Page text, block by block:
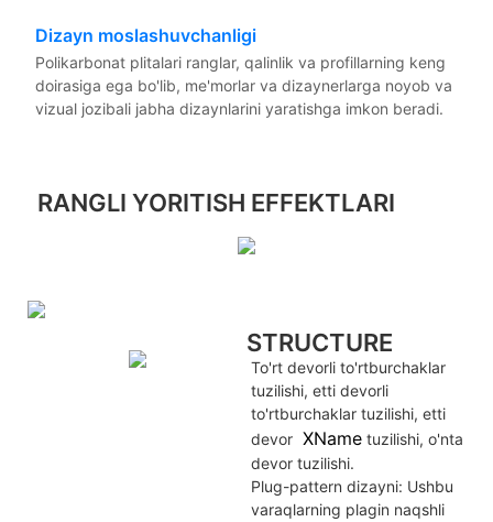
Dizayn moslashuvchanligi
Polikarbonat plitalari ranglar, qalinlik va profillarning keng
doirasiga ega bo'lib, me'morlar va dizaynerlarga noyob va
vizual jozibali jabha dizaynlarini yaratishga imkon beradi.
RANGLI YORITISH EFFEKTLARI
STRUCTURE
To'rt devorli to'rtburchaklar
tuzilishi, etti devorli
to'rtburchaklar tuzilishi, etti
devor XName tuzilishi, o'nta
devor tuzilishi.
Plug-pattern dizayni: Ushbu
varaqlarning plagin naqshli